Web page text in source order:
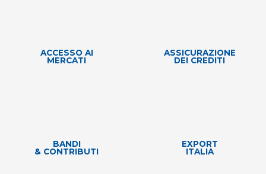
ACCESSO AI
MERCATI
ASSICURAZIONE
DEI CREDITI
BANDI
& CONTRIBUTI
EXPORT
ITALIA